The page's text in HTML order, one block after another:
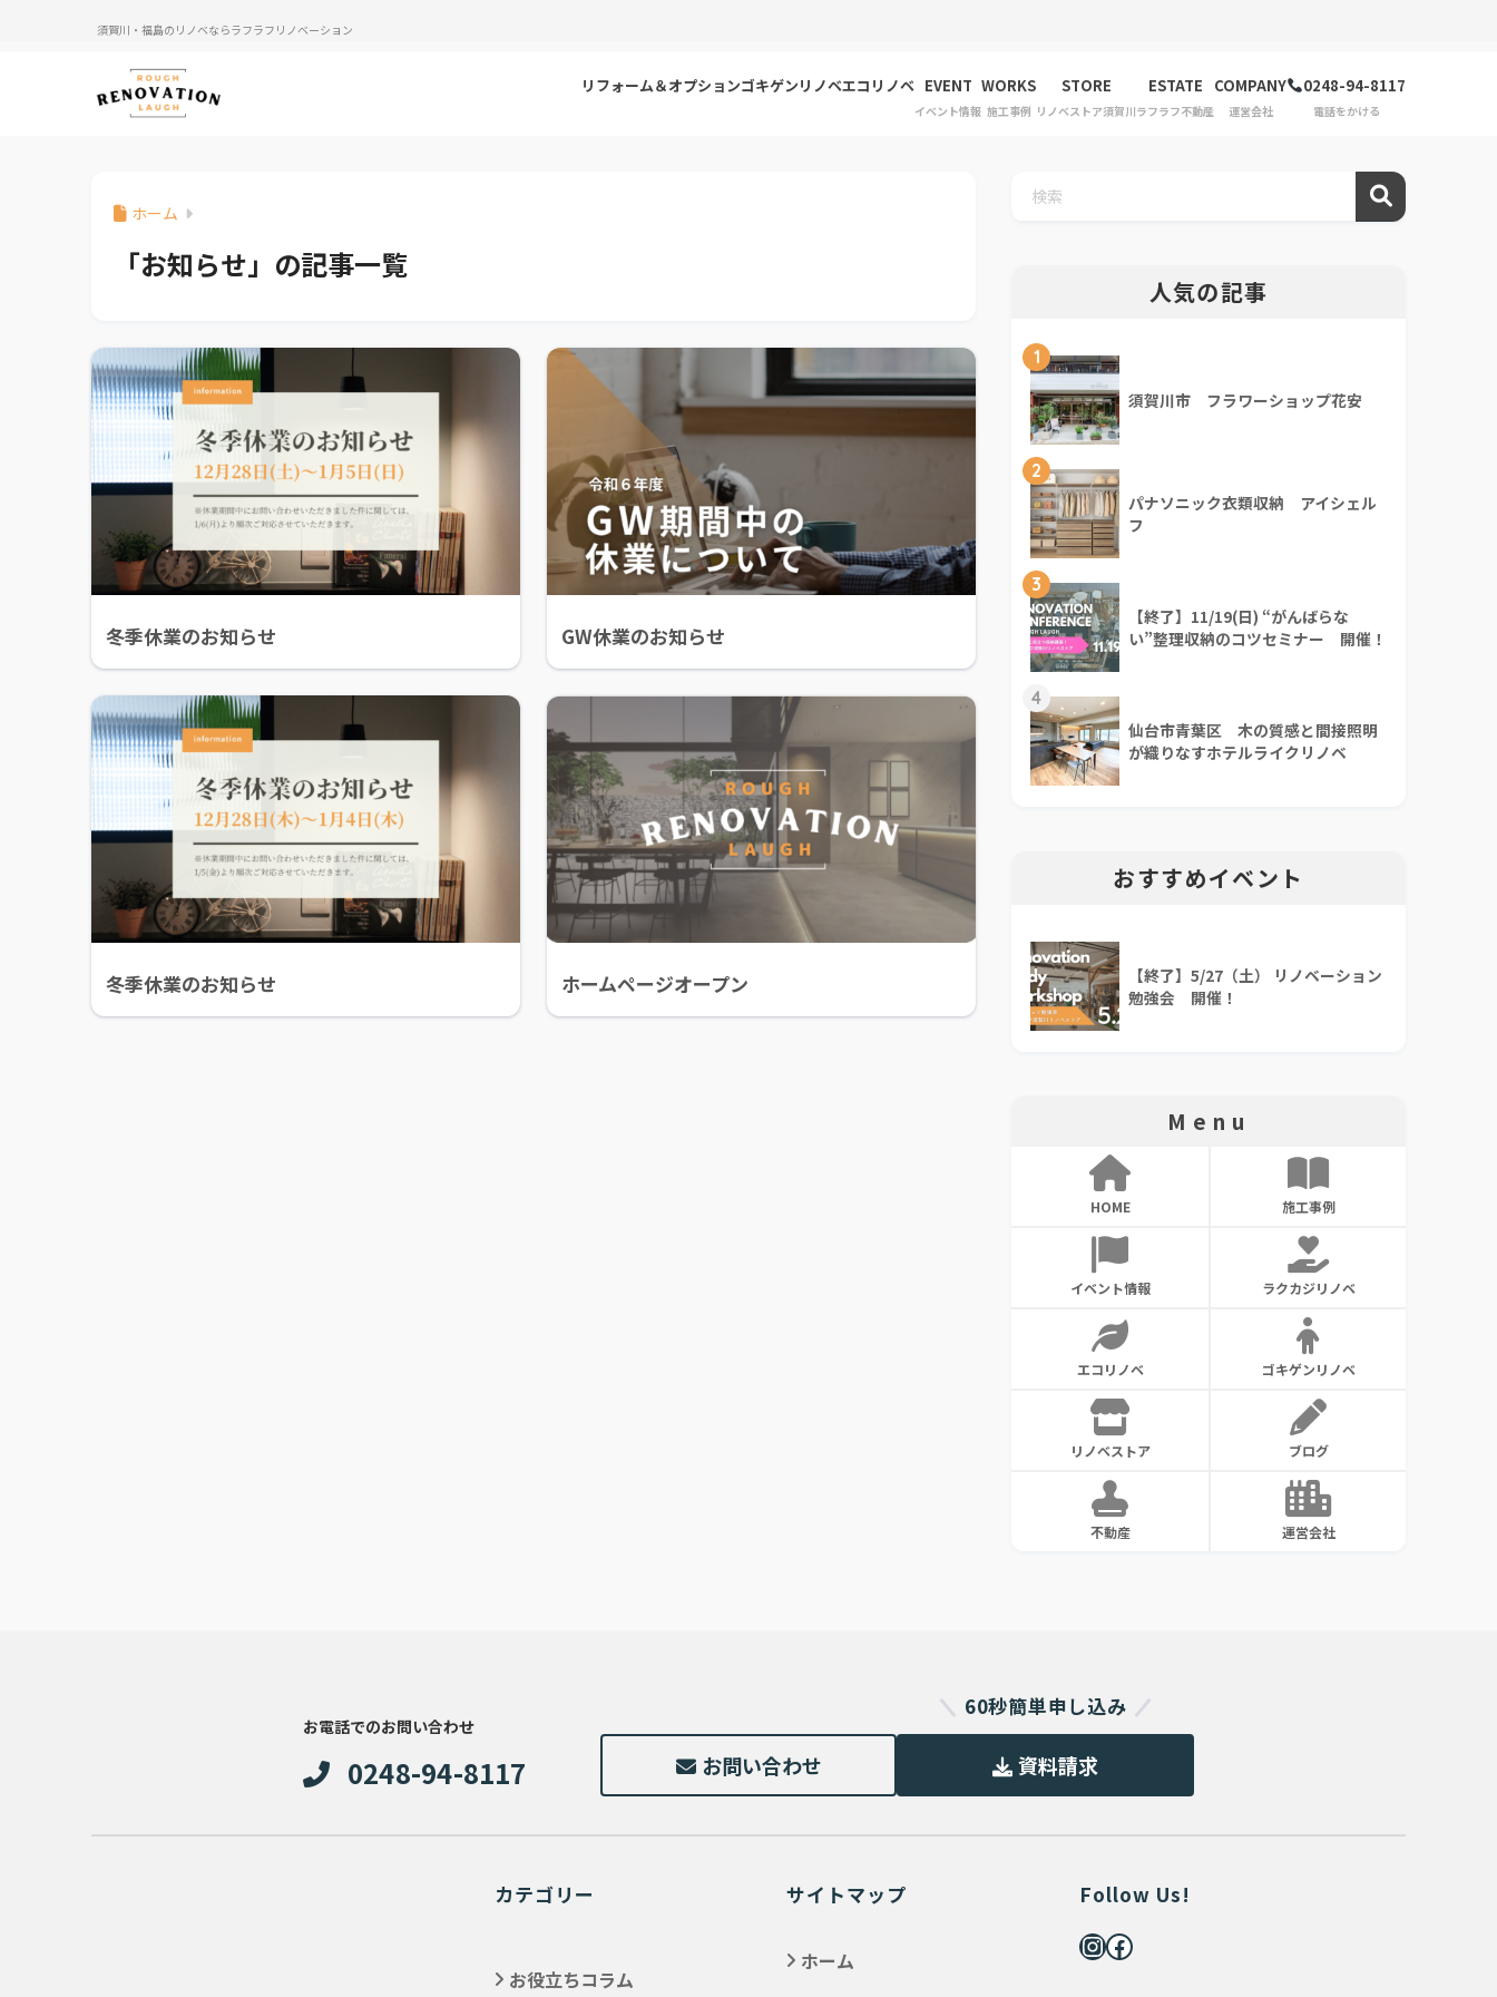
須賀川・福島のリノベならラフラフリノベーション
リフォーム＆オプションゴキゲンリノベエコリノベ EVENT
イベント情報
WORKS
施工事例
STORE
リノベストア須賀川
ESTATE
ラフラフ不動産
COMPANY
運営会社
0248-94-8117
電話をかける
ホーム
「お知らせ」の記事一覧
冬季休業のお知らせ GW休業のお知らせ
冬季休業のお知らせ ホームページオープン
人気の記事
1
須賀川市 フラワーショップ花安
2
パナソニック衣類収納 アイシェル
フ
3
【終了】11/19(日) “がんばらな
い”整理収納のコツセミナー 開催！
4
仙台市青葉区 木の質感と間接照明
が織りなすホテルライクリノベ
おすすめイベント
【終了】5/27（土） リノベーション
勉強会 開催！
Menu
HOME 施工事例
イベント情報 ラクカジリノベ
エコリノベ ゴキゲンリノベ
リノベストア ブログ
不動産 運営会社
お電話でのお問い合わせ
0248-94-8117 お問い合わせ
60秒簡単申し込み
資料請求
カテゴリー
お役立ちコラム
サイトマップ
ホーム
Follow Us!